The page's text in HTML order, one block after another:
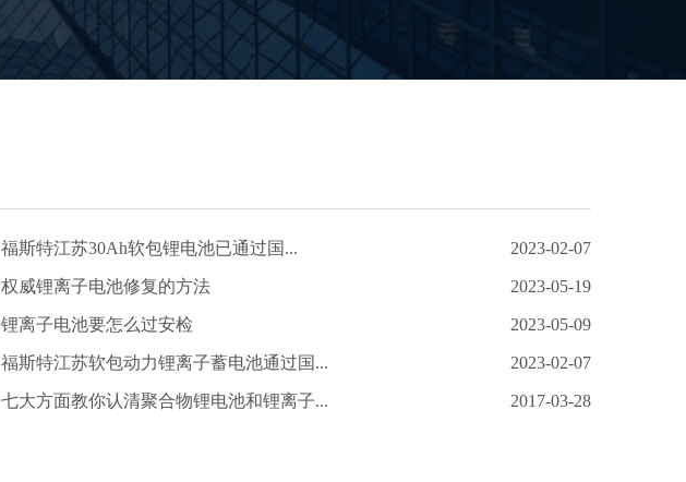
福斯特江苏30Ah软包锂电池已通过国... 2023-02-07
权威锂离子电池修复的方法 2023-05-19
锂离子电池要怎么过安检 2023-05-09
福斯特江苏软包动力锂离子蓄电池通过国... 2023-02-07
七大方面教你认清聚合物锂电池和锂离子... 2017-03-28